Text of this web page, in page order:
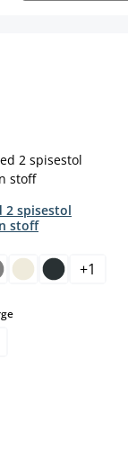
2 spisestol
stoff
+1
select